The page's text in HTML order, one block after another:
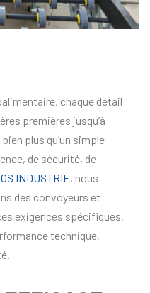
chaque détail
premières jusqu’à
plus qu’un simple
de sécurité, de
INDUSTRIE, nous
des convoyeurs et
exigences spécifiques,
technique,